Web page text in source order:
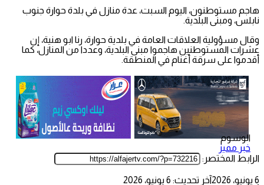
هاجم مستوطنون، اليوم السبت، عدة منازل في بلدة حوارة جنوب
نابلس، ومبنى البلدية.
وقال مسؤولية العلاقات العامة في بلدية حوارة، رنا ابو هنية، إن
عشرات المستوطنين هاجموا مبنى البلدية، وعددا من المنازل، كما
أقدموا على سرقة أغنام في المنطقة.
الوسوم
خبر مميز
الرابط المختصر:
6 يونيو، 2026
آخر تحديث: 6 يونيو، 2026